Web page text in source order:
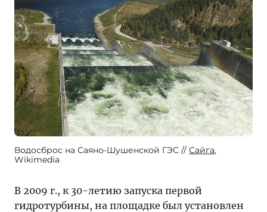
Водосброс на Саяно-Шушенской ГЭС Сайга,
Wikimedia
В 2009 г., к 30-летию запуска первой
гидротурбины, на площадке был установлен